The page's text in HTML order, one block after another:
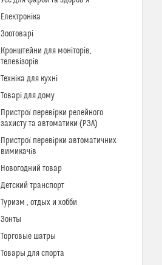
Електроніка
Зоотоварі
Кронштейни для моніторів,
телевізорів
Техніка для кухні
Товарі для дому
Пристрої перевірки релейного
захисту та автоматики (РЗА)
Пристрої перевірки автоматичних
вимикачів
Новогодний товар
Детский транспорт
Туризм , отдых и хобби
Зонты
Торговые шатры
Товары для спорта